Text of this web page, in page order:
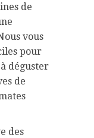
de
vous
pour
déguster
de
des